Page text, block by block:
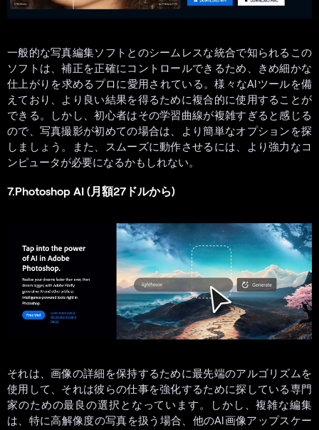
一般的な写真編集ソフトとのシームレスな統合で知られるこの
ソフトは、補正を正確にコントロールできるため、きめ細かな
仕上がりを求めるプロに愛用されている。様々なAIツールを備
えており、より良い結果を得るために複合的に使用することが
できる。しかし、初心者はその学習曲線が複雑すぎると感じる
ので、写真撮影が初めての場合は、より簡単なオプションを探
しましょう。また、スムーズに動作させるには、より強力なコ
ンピュータが必要になるかもしれない。
7.Photoshop AI (月額27ドルから)
それは、画像の詳細を保持するために最先端のアルゴリズムを
使用して、それは彼らの仕事を強化するために探している専門
家のための最良の選択となっています。しかし、複雑な編集
は、特に高解像度の写真を扱う場合、他のAI画像アップスケー